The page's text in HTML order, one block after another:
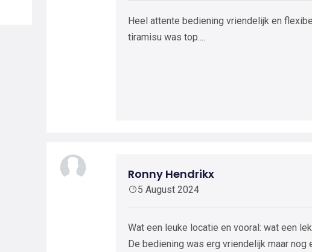
Heel attente bediening vriendelijk en
tiramisu was top....
Ronny Hendrikx
5 August 2024
Wat een leuke locatie en vooral: wat een
De bediening was erg vriendelijk maar